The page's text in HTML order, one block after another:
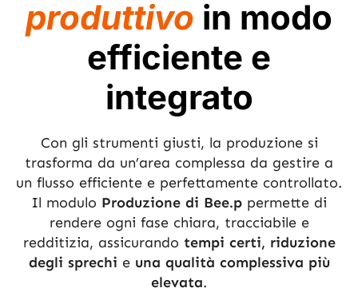
produttivo in modo
efficiente e
integrato
Con gli strumenti giusti, la produzione si
trasforma da un’area complessa da gestire a
un flusso efficiente e perfettamente controllato.
Il modulo Produzione di Bee.p permette di
rendere ogni fase chiara, tracciabile e
redditizia, assicurando tempi certi, riduzione
degli sprechi e una qualità complessiva più
elevata.